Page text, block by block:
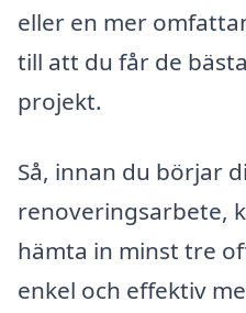
eller en mer
till att du får de
projekt.
Så, innan du börjar
renoveringsarbete,
hämta in minst tre
enkel och effektiv